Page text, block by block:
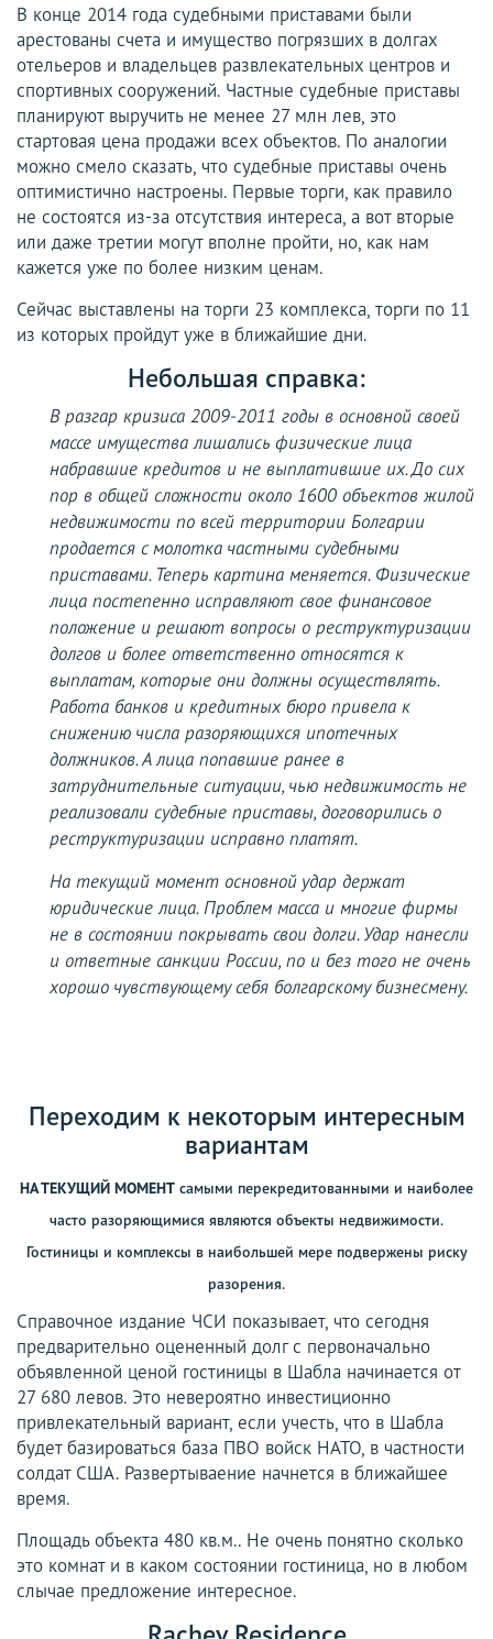
В конце 2014 года судебными приставами были
арестованы счета и имущество погрязших в долгах
отельеров и владельцев развлекательных центров и
спортивных сооружений. Частные судебные приставы
планируют выручить не менее 27 млн лев, это
стартовая цена продажи всех объектов. По аналогии
можно смело сказать, что судебные приставы очень
оптимистично настроены. Первые торги, как правило
не состоятся из-за отсутствия интереса, а вот вторые
или даже третии могут вполне пройти, но, как нам
кажется уже по более низким ценам.
Сейчас выставлены на торги 23 комплекса, торги по 11
из которых пройдут уже в ближайшие дни.
Небольшая справка:
В разгар кризиса 2009-2011 годы в основной своей
массе имущества лишались физические лица
набравшие кредитов и не выплатившие их. До сих
пор в общей сложности около 1600 объектов жилой
недвижимости по всей территории Болгарии
продается с молотка частными судебными
приставами. Теперь картина меняется. Физические
лица постепенно исправляют свое финансовое
положение и решают вопросы о реструктуризации
долгов и более ответственно относятся к
выплатам, которые они должны осуществлять.
Работа банков и кредитных бюро привела к
снижению числа разоряющихся ипотечных
должников. А лица попавшие ранее в
затруднительные ситуации, чью недвижимость не
реализовали судебные приставы, договорились о
реструктуризации исправно платят.
На текущий момент основной удар держат
юридические лица. Проблем масса и многие фирмы
не в состоянии покрывать свои долги. Удар нанесли
и ответные санкции России, по и без того не очень
хорошо чувствующему себя болгарскому бизнесмену.
Переходим к некоторым интересным
вариантам
НА ТЕКУЩИЙ МОМЕНТ самыми перекредитованными и наиболее
часто разоряющимися являются объекты недвижимости.
Гостиницы и комплексы в наибольшей мере подвержены риску
разорения.
Справочное издание ЧСИ показывает, что сегодня
предварительно оцененный долг с первоначально
объявленной ценой гостиницы в Шабла начинается от
27 680 левов. Это невероятно инвестиционно
привлекательный вариант, если учесть, что в Шабла
будет базироваться база ПВО войск НАТО, в частности
солдат США. Развертываение начнется в ближайшее
время.
Площадь объекта 480 кв.м.. Не очень понятно сколько
это комнат и в каком состоянии гостиница, но в любом
слычае предложение интересное.